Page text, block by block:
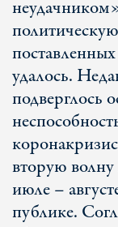
удалось.
подверглось
вторую
июле –
публике.